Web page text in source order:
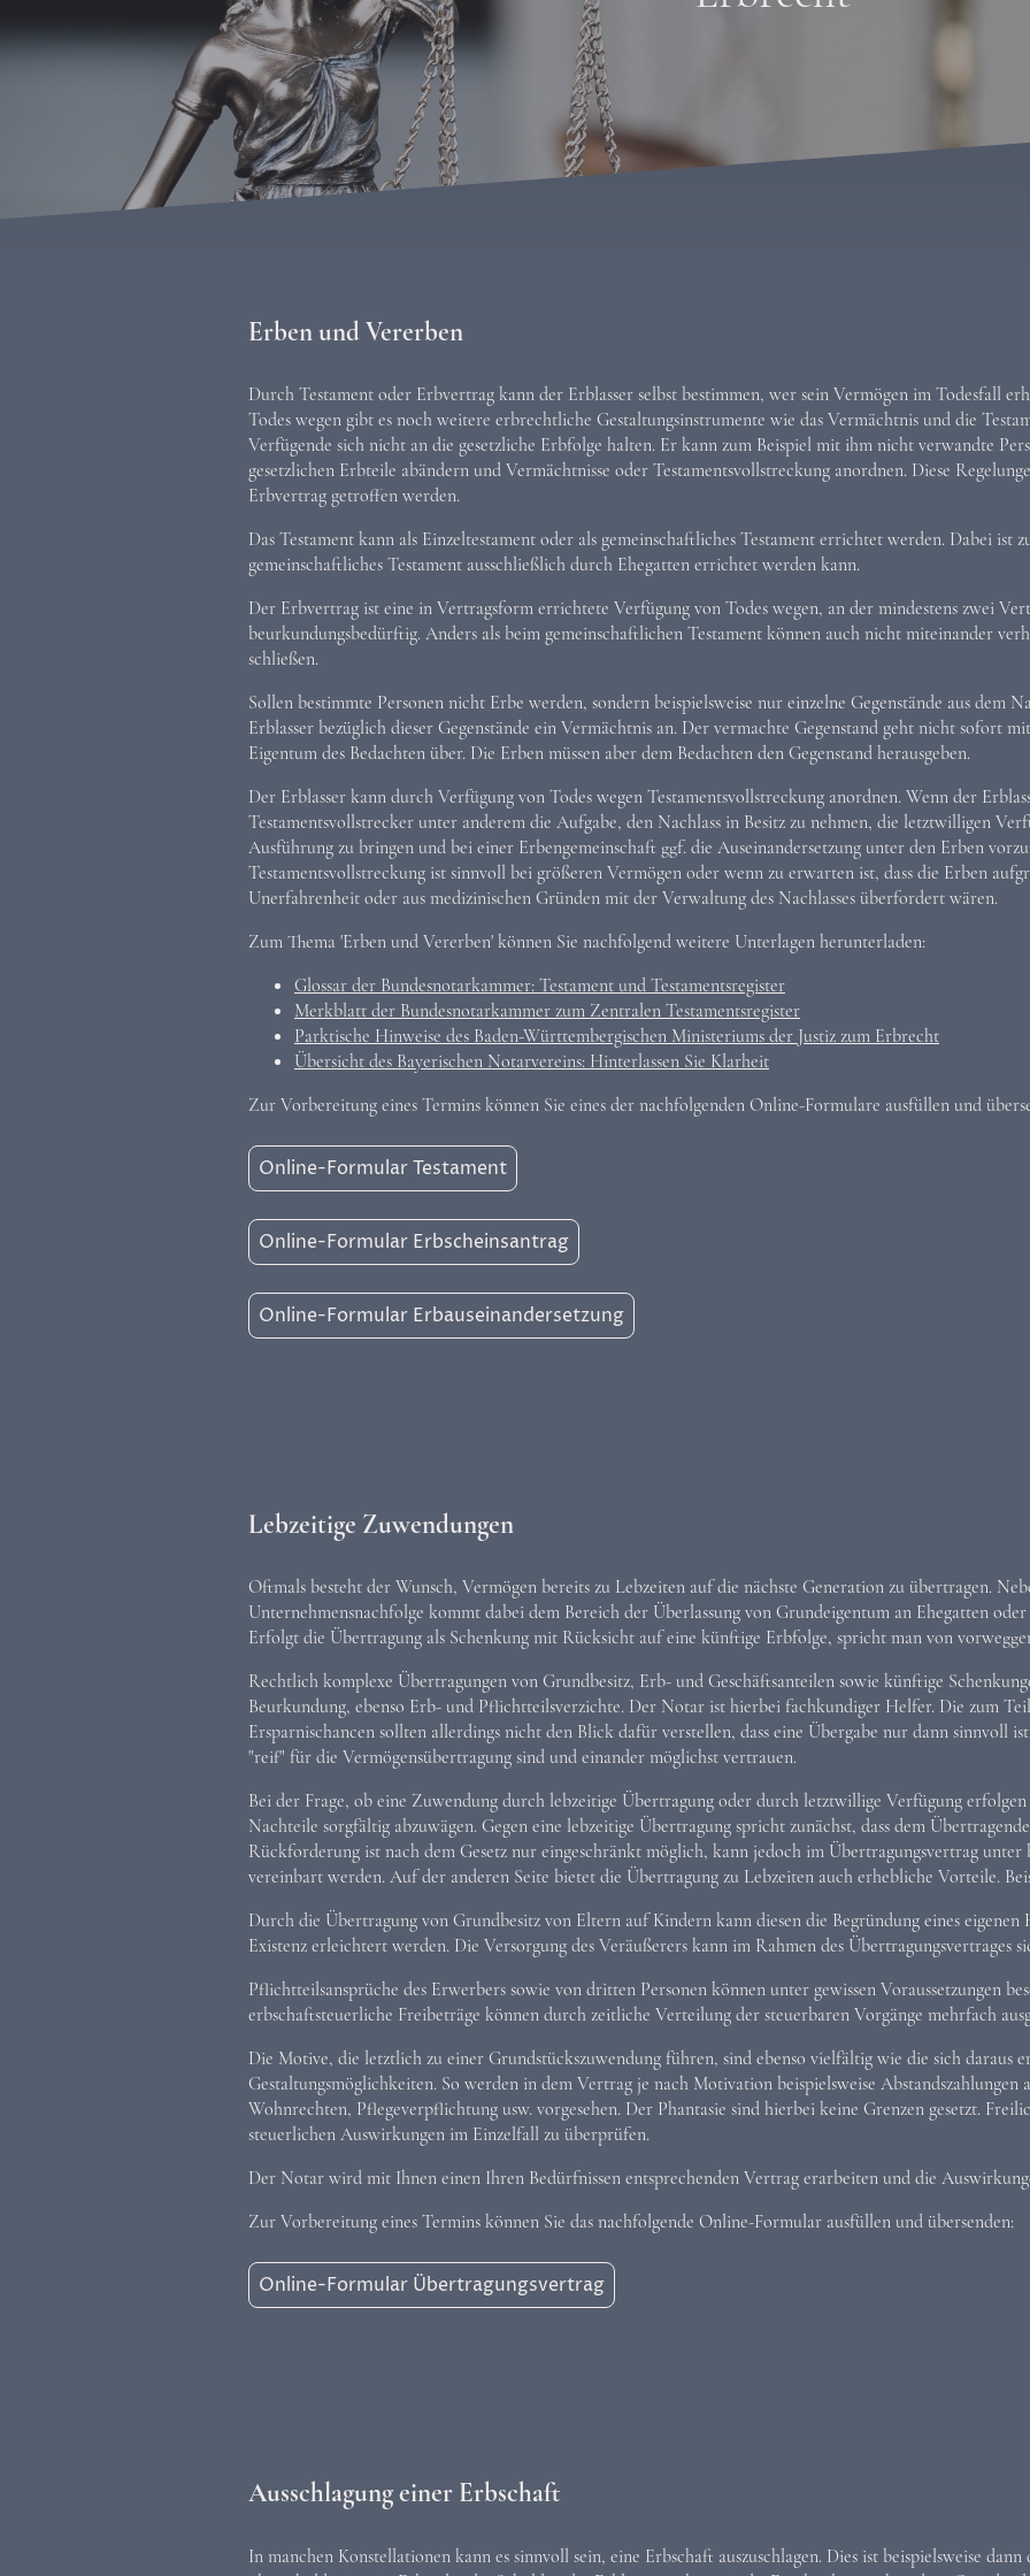
Erben und Vererben
Durch Testament oder Erbvertrag kann der Erblasser selbst bestimmen, wer sein Vermögen im Todesfall
Todes wegen gibt es noch weitere erbrechtliche Gestaltungsinstrumente wie das Vermächtnis und die
Verfügende sich nicht an die gesetzliche Erbfolge halten. Er kann zum Beispiel mit ihm nicht verwandte
gesetzlichen Erbteile abändern und Vermächtnisse oder Testamentsvollstreckung anordnen. Diese
Erbvertrag getroffen werden.
Das Testament kann als Einzeltestament oder als gemeinschaftliches Testament errichtet werden. Dabei ist
gemeinschaftliches Testament ausschließlich durch Ehegatten errichtet werden kann.
Der Erbvertrag ist eine in Vertragsform errichtete Verfügung von Todes wegen, an der mindestens zwei
beurkundungsbedürftig. Anders als beim gemeinschaftlichen Testament können auch nicht miteinander
schließen.
Sollen bestimmte Personen nicht Erbe werden, sondern beispielsweise nur einzelne Gegenstände aus dem
Erblasser bezüglich dieser Gegenstände ein Vermächtnis an. Der vermachte Gegenstand geht nicht sofort
Eigentum des Bedachten über. Die Erben müssen aber dem Bedachten den Gegenstand herausgeben.
Der Erblasser kann durch Verfügung von Todes wegen Testamentsvollstreckung anordnen. Wenn der
Testamentsvollstrecker unter anderem die Aufgabe, den Nachlass in Besitz zu nehmen, die letztwilligen
Ausführung zu bringen und bei einer Erbengemeinschaft ggf. die Auseinandersetzung unter den Erben
Testamentsvollstreckung ist sinnvoll bei größeren Vermögen oder wenn zu erwarten ist, dass die Erben
Unerfahrenheit oder aus medizinischen Gründen mit der Verwaltung des Nachlasses überfordert wären.
Zum Thema 'Erben und Vererben' können Sie nachfolgend weitere Unterlagen herunterladen:
Glossar der Bundesnotarkammer: Testament und Testamentsregister
Merkblatt der Bundesnotarkammer zum Zentralen Testamentsregister
Parktische Hinweise des Baden-Württembergischen Ministeriums der Justiz zum Erbrecht
Übersicht des Bayerischen Notarvereins: Hinterlassen Sie Klarheit
Zur Vorbereitung eines Termins können Sie eines der nachfolgenden Online-Formulare ausfüllen und
Online-Formular Testament
Online-Formular Erbscheinsantrag
Online-Formular Erbauseinandersetzung
Lebzeitige Zuwendungen
Oftmals besteht der Wunsch, Vermögen bereits zu Lebzeiten auf die nächste Generation zu übertragen.
Unternehmensnachfolge kommt dabei dem Bereich der Überlassung von Grundeigentum an Ehegatten
Erfolgt die Übertragung als Schenkung mit Rücksicht auf eine künftige Erbfolge, spricht man von
Rechtlich komplexe Übertragungen von Grundbesitz, Erb- und Geschäftsanteilen sowie künftige
Beurkundung, ebenso Erb- und Pflichtteilsverzichte. Der Notar ist hierbei fachkundiger Helfer. Die zum
Ersparnischancen sollten allerdings nicht den Blick dafür verstellen, dass eine Übergabe nur dann sinnvoll
"reif" für die Vermögensübertragung sind und einander möglichst vertrauen.
Bei der Frage, ob eine Zuwendung durch lebzeitige Übertragung oder durch letztwillige Verfügung
Nachteile sorgfältig abzuwägen. Gegen eine lebzeitige Übertragung spricht zunächst, dass dem
Rückforderung ist nach dem Gesetz nur eingeschränkt möglich, kann jedoch im Übertragungsvertrag unter
vereinbart werden. Auf der anderen Seite bietet die Übertragung zu Lebzeiten auch erhebliche Vorteile.
Durch die Übertragung von Grundbesitz von Eltern auf Kindern kann diesen die Begründung eines eigenen
Existenz erleichtert werden. Die Versorgung des Veräußerers kann im Rahmen des Übertragungsvertrages
Pflichtteilsansprüche des Erwerbers sowie von dritten Personen können unter gewissen Voraussetzungen
erbschaftsteuerliche Freibeträge können durch zeitliche Verteilung der steuerbaren Vorgänge mehrfach
Die Motive, die letztlich zu einer Grundstückszuwendung führen, sind ebenso vielfältig wie die sich daraus
Gestaltungsmöglichkeiten. So werden in dem Vertrag je nach Motivation beispielsweise Abstandszahlungen
Wohnrechten, Pflegeverpflichtung usw. vorgesehen. Der Phantasie sind hierbei keine Grenzen gesetzt.
steuerlichen Auswirkungen im Einzelfall zu überprüfen.
Der Notar wird mit Ihnen einen Ihren Bedürfnissen entsprechenden Vertrag erarbeiten und die
Zur Vorbereitung eines Termins können Sie das nachfolgende Online-Formular ausfüllen und übersenden:
Online-Formular Übertragungsvertrag
Ausschlagung einer Erbschaft
In manchen Konstellationen kann es sinnvoll sein, eine Erbschaft auszuschlagen. Dies ist beispielsweise